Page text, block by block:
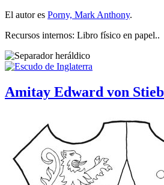
El autor es Porny, Mark Anthony.
Recursos internos: Libro físico en papel..
Amitay Edward von